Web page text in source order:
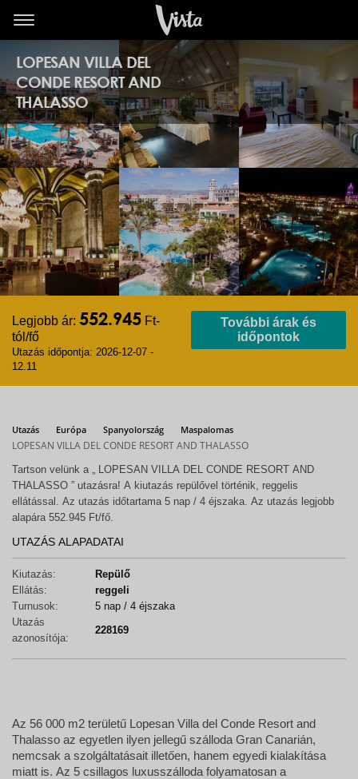
LOPESAN VILLA DEL
CONDE RESORT AND
THALASSO
Legjobb ár: 552.945 Ft-
tól/fő
Utazás időpontja: 2026-12-07 -
12.11
További árak és
időpontok
Utazás Európa Spanyolország Maspalomas
LOPESAN VILLA DEL CONDE RESORT AND THALASSO
Tartson velünk a „ LOPESAN VILLA DEL CONDE RESORT AND
THALASSO ” utazásra! A kiutazás repülővel történik, reggelis
ellátással. Az utazás időtartama 5 nap / 4 éjszaka. Az utazás legjobb
alapára 552.945 Ft/fő.
UTAZÁS ALAPADATAI
Kiutazás:
Repülő
Ellátás:
reggeli
Turnusok:
5 nap / 4 éjszaka
Utazás
azonosítója:
228169
Az 56 000 m2 területű Lopesan Villa del Conde Resort and
Thalasso az egyetlen ilyen jellegű szálloda Gran Canarián,
nemcsak a szolgáltatásait illetően, hanem egyedi kialakítása
miatt is. Az 5 csillagos luxusszálloda folyamatosan a